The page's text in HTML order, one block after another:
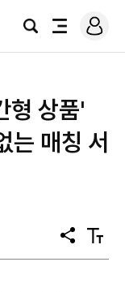
검
전
로
그
형 상품'
는 매칭 서
공
유
텍
스